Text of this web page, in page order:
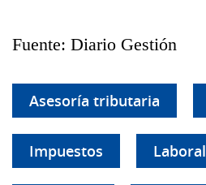
Fuente: Diario Gestión
Asesoría tributaria
Impuestos Laboral